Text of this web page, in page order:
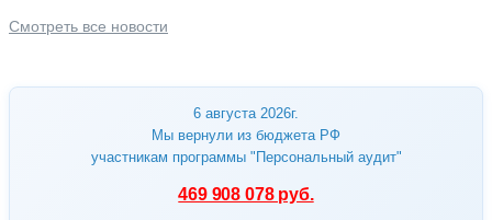
6 августа 2026г.
Мы вернули из бюджета РФ
участникам программы "Персональный аудит"
469 908 078 руб.
Смотреть все новости